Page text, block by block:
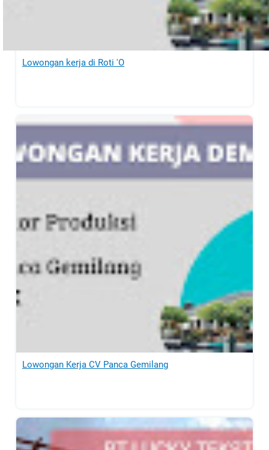
Lowongan kerja di Roti 'O
Lowongan Kerja CV Panca Gemilang